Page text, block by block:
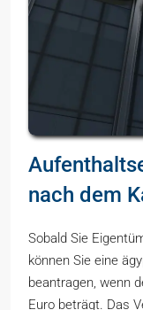
nach dem
Sobald Sie
können Sie eine
beantragen, wenn
Euro beträgt. Das